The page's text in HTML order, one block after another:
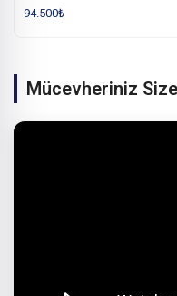
94.500₺
Mücevheriniz